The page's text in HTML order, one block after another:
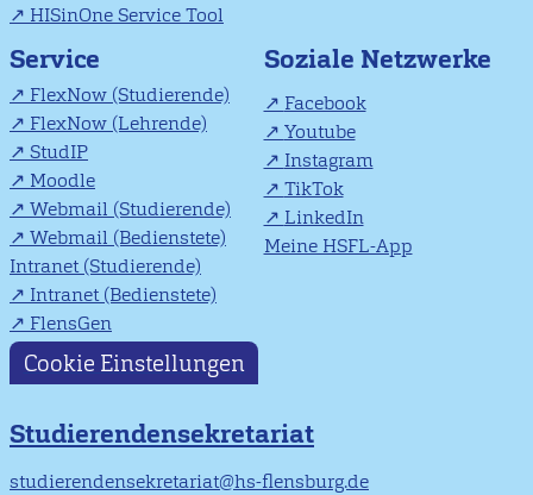
HISinOne Service Tool
Service
FlexNow (Studierende)
FlexNow (Lehrende)
StudIP
Moodle
Webmail (Studierende)
Webmail (Bedienstete)
Intranet (Studierende)
Intranet (Bedienstete)
FlensGen
Soziale Netzwerke
Facebook
Youtube
Instagram
TikTok
LinkedIn
Meine HSFL-App
Cookie Einstellungen
Studierendensekretariat
studierendensekretariat@hs-flensburg.de